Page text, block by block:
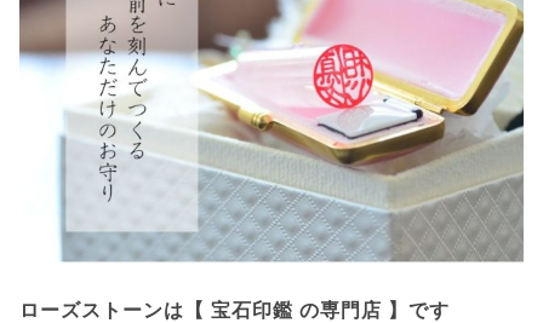
ローズストーンは【 宝石印鑑 の専門店 】です